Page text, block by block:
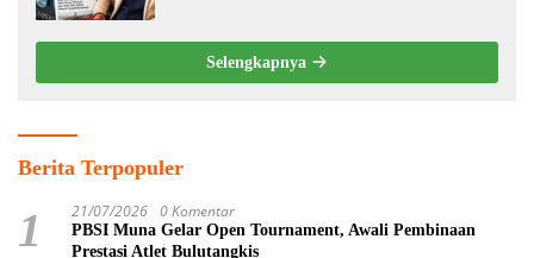
Selengkapnya
Berita Terpopuler
1 21/07/2026 0 Komentar
PBSI Muna Gelar Open Tournament, Awali Pembinaan
Prestasi Atlet Bulutangkis